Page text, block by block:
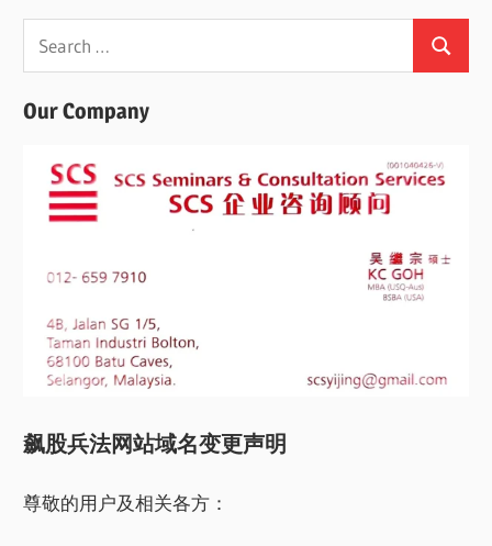
Search
for:
Search
Our Company
飙股兵法网站域名变更声明
尊敬的用户及相关各方：